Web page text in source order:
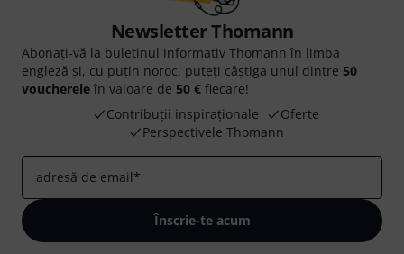
Newsletter Thomann
Abonați-vă la buletinul informativ Thomann în limba
engleză și, cu puțin noroc, puteți câștiga unul dintre 50
voucherele în valoare de 50 € fiecare!
Contribuții inspiraționale
Oferte
Perspectivele Thomann
adresă de email*
Înscrie-te acum